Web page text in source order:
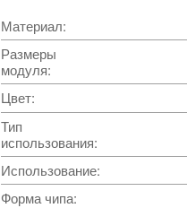
Материал:
Размеры
модуля:
Цвет:
Тип
использования:
Использование:
Форма чипа: